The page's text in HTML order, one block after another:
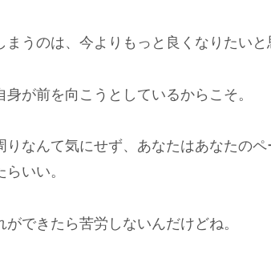
まうのは、今よりもっと良くなりたいと
身が前を向こうとしているからこそ。
りなんて気にせず、あなたはあなたの
いい。
ができたら苦労しないんだけどね。